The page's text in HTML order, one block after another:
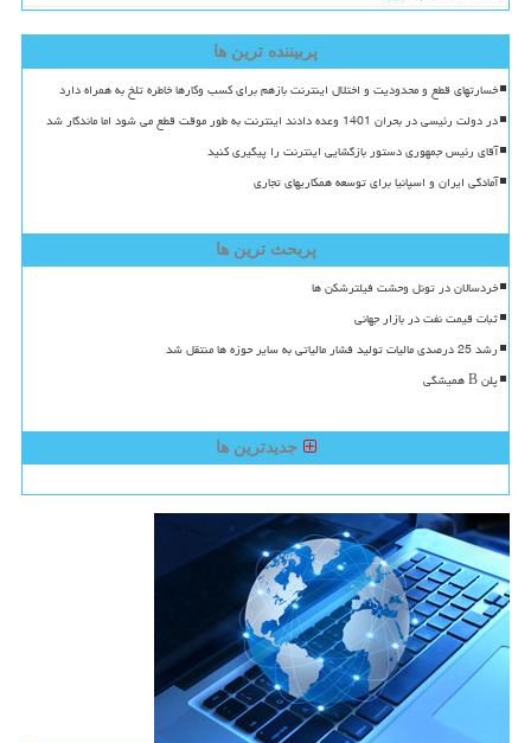
پربیننده ترین ها
خسارتهای قطع و محدودیت و اختلال اینترنت بازهم برای کسب وکارها خاطره تلخ به همراه دارد
در دولت رئیسی در بحران 1401 وعده دادند اینترنت به طور موقت قطع می شود اما ماندگار شد
آقای رئیس جمهوری دستور بازگشایی اینترنت را پیگیری کنید
آمادگی ایران و اسپانیا برای توسعه همکاریهای تجاری
پربحث ترین ها
خردسالان در تونل وحشت فیلترشکن ها
ثبات قیمت نفت در بازار جهانی
رشد 25 درصدی مالیات تولید فشار مالیاتی به سایر حوزه ها منتقل شد
پلن B همیشگی
جدیدترین ها